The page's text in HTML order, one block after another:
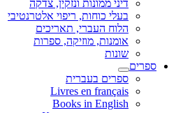
דיני ממונות ונזקין, צדקה
בעלי כוחות, ריפוי אלטרנטיבי
הלוח העברי, תאריכים
אומנות, מוזיקה, ספרות
שונות
ספרים
ספרים בעברית
Livres en français
Books in English